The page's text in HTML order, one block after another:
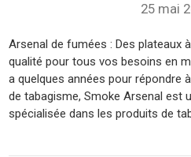
25 mai
Arsenal de fumées : Des plateaux
qualité pour tous vos besoins en
a quelques années pour répondre
de tabagisme, Smoke Arsenal est
spécialisée dans les produits de